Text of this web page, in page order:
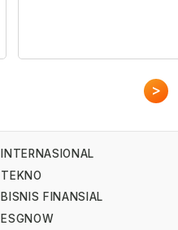
>
INTERNASIONAL
TEKNO
BISNIS FINANSIAL
ESGNOW